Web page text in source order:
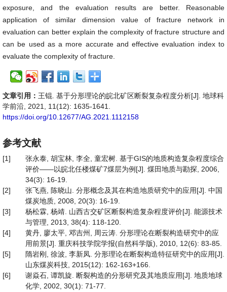
exposure, and the evaluation results are better. Reasonable
application of similar dimension value of fracture network in
evaluation can better explain the complexity of fracture structure and
can be used as a more accurate and effective evaluation index to
evaluate the complexity of fracture.
文章引用： 王锟. 基于分形理论的皖北矿区断裂复杂程度分析[J]. 地球科
学前沿, 2021, 11(12): 1635-1641.
https://doi.org/10.12677/AG.2021.1112158
参考文献
[1]
张永泰, 胡宝林, 李全, 童宏树. 基于GIS的地质构造复杂程度综合
评价——以皖北任楼煤矿7煤层为例[J]. 煤田地质与勘探, 2006,
34(3): 16-19.
[2]
张飞燕, 陈晓山. 分形概念及其在构造地质研究中的应用[J]. 中国
煤炭地质, 2008, 20(3): 16-19.
[3]
杨松霖, 杨靖. 山西古交矿区断裂构造复杂程度评价[J]. 能源技术
与管理, 2013, 38(4): 118-120.
[4]
黄丹, 廖太平, 邓吉州, 周云涛. 分形理论在断裂构造研究中的应
用前景[J]. 重庆科技学院学报(自然科学版), 2010, 12(6): 83-85.
[5]
隋岩刚, 徐波, 李新凤. 分形理论在断裂构造特征研究中的应用[J].
山东煤炭科技, 2015(12): 162-163+166.
[6]
谢焱石, 谭凯旋. 断裂构造的分形研究及其地质应用[J]. 地质地球
化学, 2002, 30(1): 71-77.